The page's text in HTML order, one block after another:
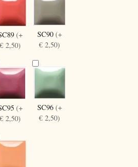
(+
€ 2,50)
SC90 (+
€ 2,50)
(+
€ 2,50)
SC96 (+
€ 2,50)